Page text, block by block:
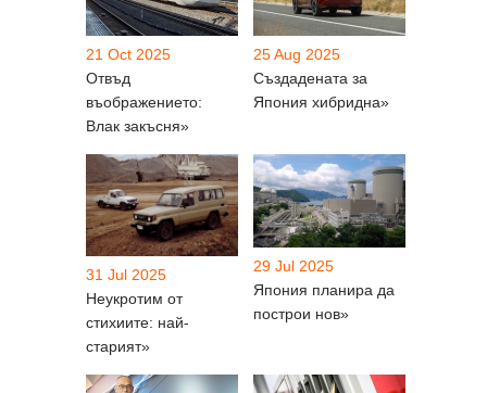
21 Oct 2025
Отвъд
въображението:
Влак закъсня»
25 Aug 2025
Създадената за
Япония хибридна»
31 Jul 2025
Неукротим от
стихиите: най-
старият»
29 Jul 2025
Япония планира да
построи нов»